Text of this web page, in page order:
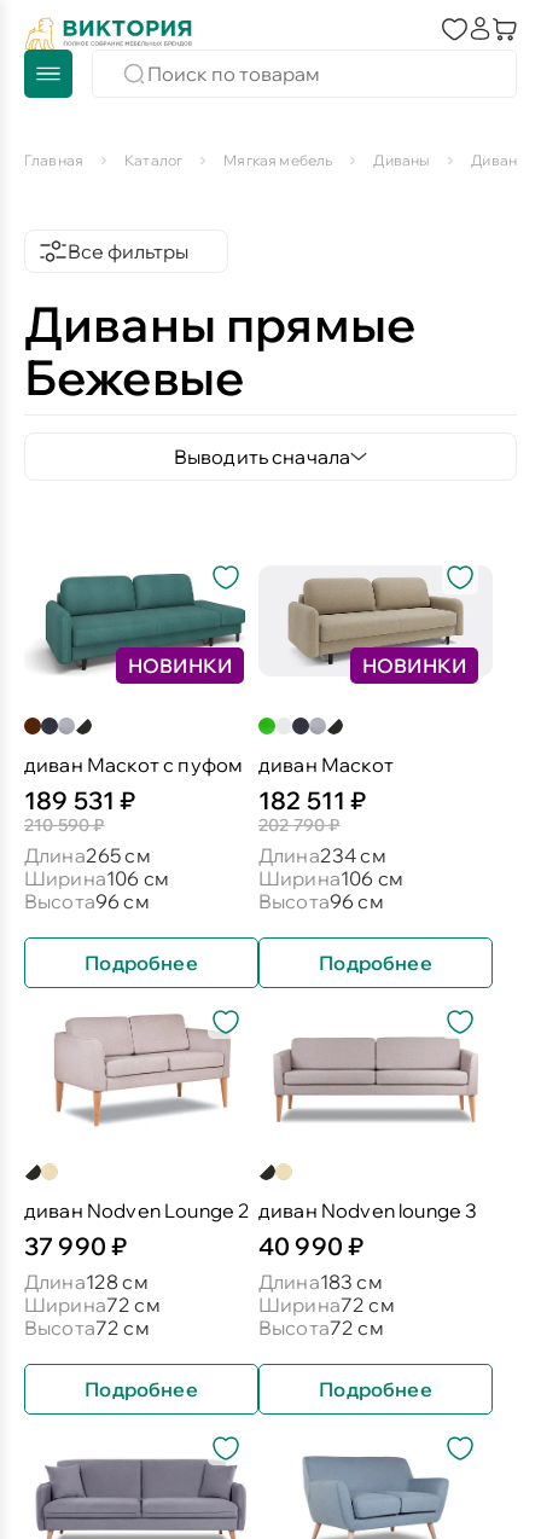
Главная Каталог Мягкая мебель Диваны Диваны
Все фильтры
Диваны прямые
Бежевые
Выводить сначала
НОВИНКИ
диван Маскот с пуфом
189 531 ₽
210 590 ₽
Длина265 см
Ширина106 см
Высота96 см
Подробнее
НОВИНКИ
диван Маскот
182 511 ₽
202 790 ₽
Длина234 см
Ширина106 см
Высота96 см
Подробнее
диван Nodven Lounge 2
37 990 ₽
Длина128 см
Ширина72 см
Высота72 см
Подробнее
диван Nodven lounge 3
40 990 ₽
Длина183 см
Ширина72 см
Высота72 см
Подробнее